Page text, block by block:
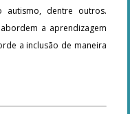
autismo, dentre outros.
a aprendizagem
a inclusão de maneira